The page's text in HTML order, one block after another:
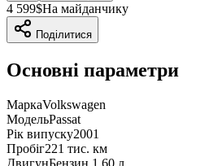
4 599$На майданчику
Поділитися
Основні параметри
МаркаVolkswagen
МодельPassat
Рік випуску2001
Пробіг221 тис. км
ДвигунБензин 1.60 л.